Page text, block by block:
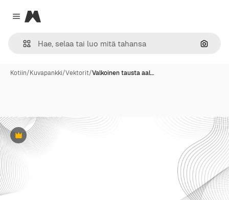
Close menu
Magnific
Hae
Kotiin/Kuvapankki/Vektorit/Valkoinen tausta aal…
Premium